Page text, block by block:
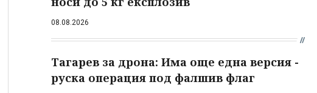
08.08.2026
Тагарев за дрона: Има още една версия -
руска операция под фалшив флаг